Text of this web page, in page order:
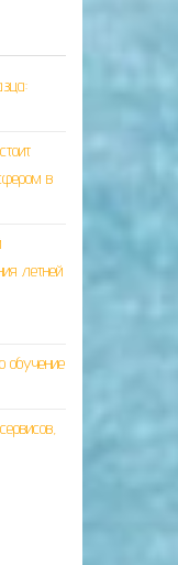
в
летней
обучение